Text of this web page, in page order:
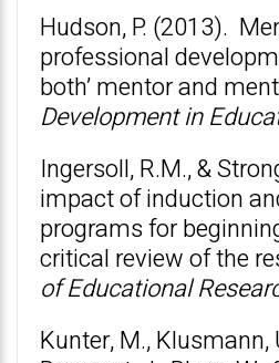
Hudson, P. (2013).
professional
both’ mentor and
Development in
Ingersoll, R.M., &
impact of induction
programs for
critical review of the
of Educational
Kunter, M., Klusmann,